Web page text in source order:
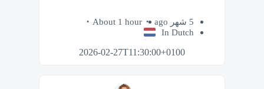
5 شهر ago
About 1 hour
In Dutch
2026-02-27T11:30:00+0100